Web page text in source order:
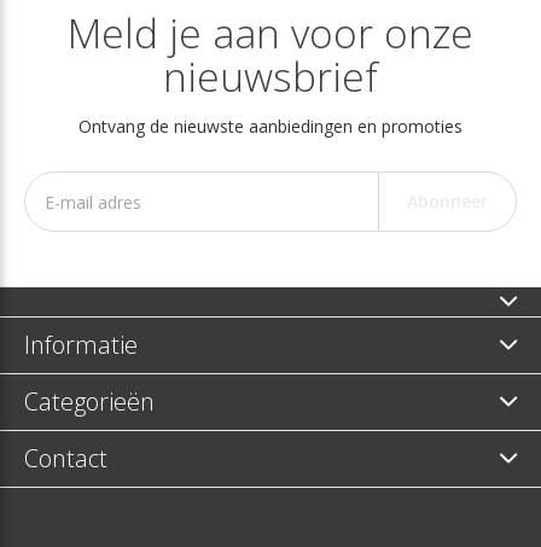
Meld je aan voor onze
nieuwsbrief
Ontvang de nieuwste aanbiedingen en promoties
Informatie
Categorieën
Contact